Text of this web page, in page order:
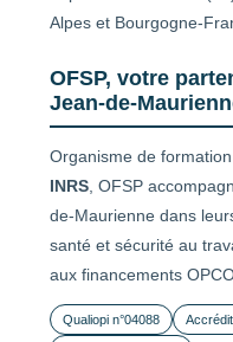
Alpes et Bourgogne-
OFSP, votre
Jean-de-
Organisme de
INRS , OFSP
de-Maurienne dans
santé et sécurité au
aux financements
Qualiopi n°04088